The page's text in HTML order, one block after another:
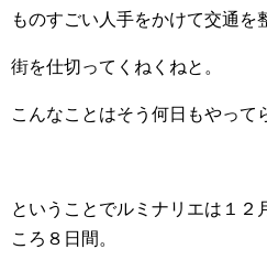
ものすごい人手をかけて交通を
街を仕切ってくねくねと。
こんなことはそう何日もやって
ということでルミナリエは１２
ころ８日間。